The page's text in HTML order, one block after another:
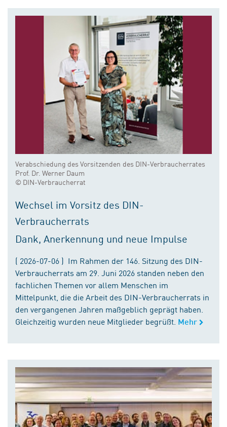
Verabschiedung des Vorsitzenden des DIN-Verbraucherrates
Prof. Dr. Werner Daum
© DIN-Verbraucherrat
Wechsel im Vorsitz des DIN-
Verbraucherrats
Dank, Anerkennung und neue Impulse
( 2026-07-06 ) Im Rahmen der 146. Sitzung des DIN-
Verbraucherrats am 29. Juni 2026 standen neben den
fachlichen Themen vor allem Menschen im
Mittelpunkt, die die Arbeit des DIN-Verbraucherrats in
den vergangenen Jahren maßgeblich geprägt haben.
Gleichzeitig wurden neue Mitglieder begrüßt. Mehr